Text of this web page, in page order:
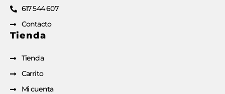
617 544 607
Contacto
Tienda
Tienda
Carrito
Mi cuenta